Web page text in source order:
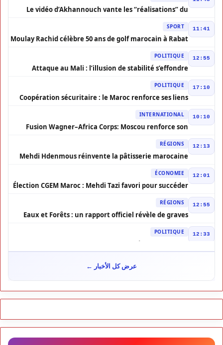
Le vidéo d’Akhannouch vante les “réalisations” du
11:41
SPORT
Moulay Rachid célèbre 50 ans de golf marocain à Rabat
12:55
POLITIQUE
Attaque au Mali : l’illusion de stabilité s’effondre
17:10
POLITIQUE
Coopération sécuritaire : le Maroc renforce ses liens
10:10
INTERNATIONAL
Fusion Wagner–Africa Corps: Moscou renforce son
12:13
RÉGIONS
Mehdi Hdenmous réinvente la pâtisserie marocaine
12:01
ÉCONOMIE
Élection CGEM Maroc : Mehdi Tazi favori pour succéder
12:55
RÉGIONS
Eaux et Forêts : un rapport officiel révèle de graves
12:33
POLITIQUE
Maroc–Elbit Systems : contrat stratégique de 277 M$
Loi sur la profession d’avocat : tensions au sommet
20:38
POLITIQUE
POLITIQUE
عرض كل الأخبار ←